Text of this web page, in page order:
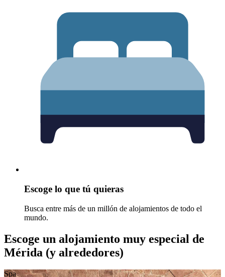
Escoge lo que tú quieras
Busca entre más de un millón de alojamientos de todo el
mundo.
Escoge un alojamiento muy especial de
Mérida (y alrededores)
Spa